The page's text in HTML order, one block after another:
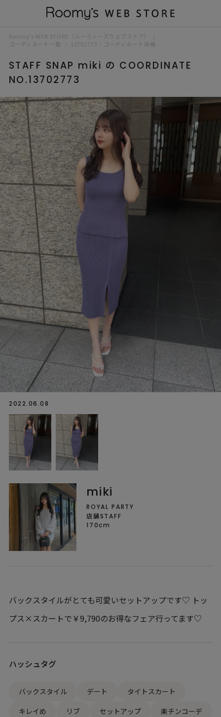
Roomy’s WEB STORE（ルーミィーズウェブストア）
コーディネート一覧
13702773｜コーディネート詳細
STAFF SNAP miki の COORDINATE
NO.13702773
2022.06.08
miki
ROYAL PARTY
店舗STAFF
170cm
バックスタイルがとても可愛いセットアップです♡ トッ
プス×スカートで￥9,790のお得なフェア行ってます♡
ハッシュタグ
バックスタイル デート
タイトスカート
キレイめ
リブ セットアップ
楽チンコーデ